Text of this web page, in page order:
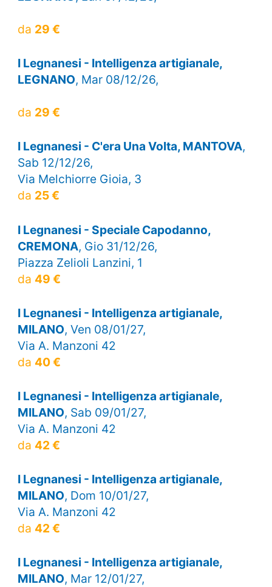
da 29 €
I Legnanesi - Intelligenza artigianale,
LEGNANO, Mar 08/12/26,
da 29 €
I Legnanesi - C'era Una Volta, MANTOVA,
Sab 12/12/26,
Via Melchiorre Gioia, 3
da 25 €
I Legnanesi - Speciale Capodanno,
CREMONA, Gio 31/12/26,
Piazza Zelioli Lanzini, 1
da 49 €
I Legnanesi - Intelligenza artigianale,
MILANO, Ven 08/01/27,
Via A. Manzoni 42
da 40 €
I Legnanesi - Intelligenza artigianale,
MILANO, Sab 09/01/27,
Via A. Manzoni 42
da 42 €
I Legnanesi - Intelligenza artigianale,
MILANO, Dom 10/01/27,
Via A. Manzoni 42
da 42 €
I Legnanesi - Intelligenza artigianale,
MILANO, Mar 12/01/27,